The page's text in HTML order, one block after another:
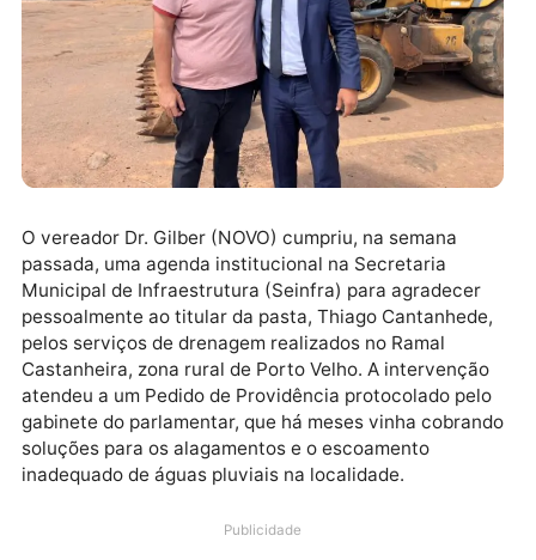
O vereador Dr. Gilber (NOVO) cumpriu, na semana
passada, uma agenda institucional na Secretaria
Municipal de Infraestrutura (Seinfra) para agradecer
pessoalmente ao titular da pasta, Thiago
pelos serviços de drenagem realizados no Ramal
atendeu a um Pedido de Providência protocolado